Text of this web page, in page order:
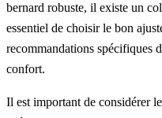
bernard robuste, il existe un
essentiel de choisir le bon
recommandations spécifiques
confort.
Il est important de considérer